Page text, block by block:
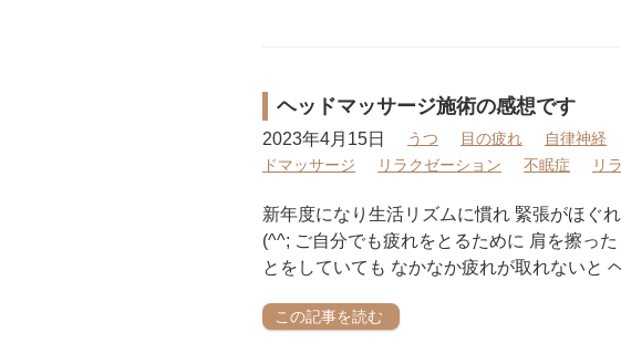
ヘッドマッサージ施術の感想です
2023年4月15日 うつ 目の疲れ 自律神経
ドマッサージ
リラクゼーション 不眠症 リ
新年度になり生活リズムに慣れ 緊張がほぐ
(^^; ご自分でも疲れをとるために 肩を擦っ
とをしていても なかなか疲れが取れないと
この記事を読む